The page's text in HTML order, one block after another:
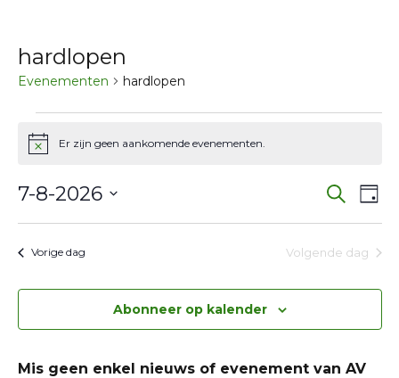
hardlopen
Evenementen hardlopen
Evenementen
in
7
augustus
2026
BerichtEr zijn geen aankomende evenementen.
en
Zoeken
Dag
7-8-2026
datum.
Vorige dag Volgende dag
Abonneer op kalender
Mis geen enkel nieuws of evenement van AV